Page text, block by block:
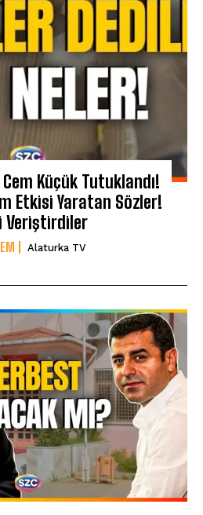
Cem Küçük Tutuklandı!
Etkisi Yaratan Sözler!
Veriştirdiler
Alaturka TV